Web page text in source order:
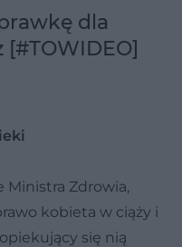
dla
Ministra Zdrowia,
kobieta w ciąży i
się nią